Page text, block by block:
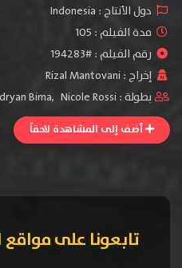
دول الأنتاج : Indonesia
مدة الفيلم : 105
رقم الفيلم : #194283
إخراج :Rizal Mantovani
بطولة :
Bima, Nicole Rossi
أضف إلى المشاهدة لاحقاً
تابعونا على